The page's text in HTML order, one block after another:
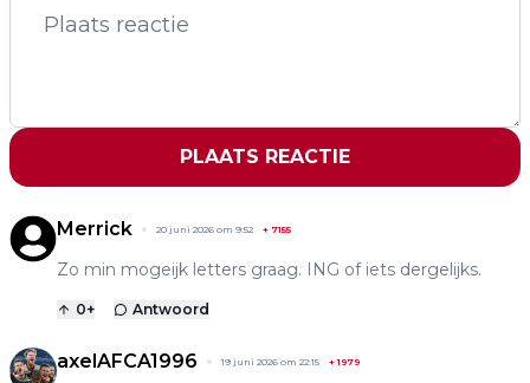
PLAATS REACTIE
Merrick 20 juni 2026 om 9:52 + 7155
Zo min mogeijk letters graag. ING of iets dergelijks.
0+ Antwoord
axelAFCA1996 19 juni 2026 om 22:15 +1979